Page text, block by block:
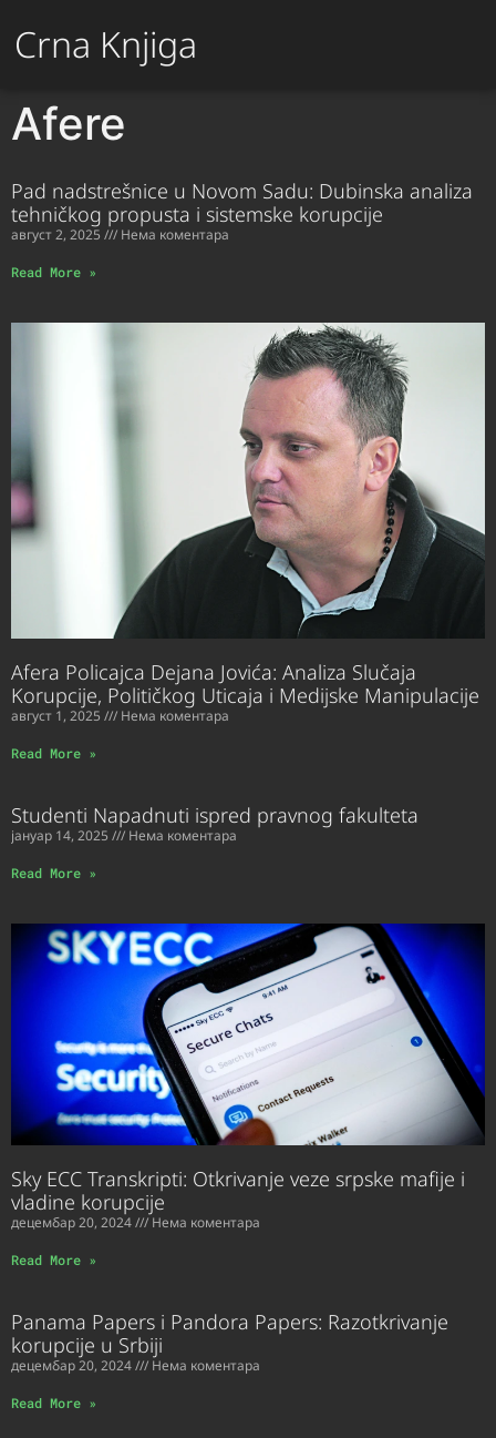
Crna Knjiga
Afere
Pad nadstrešnice u Novom Sadu: Dubinska analiza
tehničkog propusta i sistemske korupcije
август 2, 2025 Нема коментара
Read More »
Afera Policajca Dejana Jovića: Analiza Slučaja
Korupcije, Političkog Uticaja i Medijske Manipulacije
август 1, 2025 Нема коментара
Read More »
Studenti Napadnuti ispred pravnog fakulteta
јануар 14, 2025 Нема коментара
Read More »
Sky ECC Transkripti: Otkrivanje veze srpske mafije i
vladine korupcije
децембар 20, 2024 Нема коментара
Read More »
Panama Papers i Pandora Papers: Razotkrivanje
korupcije u Srbiji
децембар 20, 2024 Нема коментара
Read More »